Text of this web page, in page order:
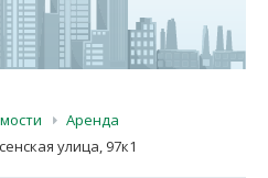
Регионы
Аренда
улица, 97к1